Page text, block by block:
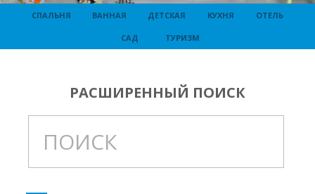
СПАЛЬНЯ ВАННАЯ ДЕТСКАЯ КУХНЯ ОТЕЛЬ
САД ТУРИЗМ
РАСШИРЕННЫЙ ПОИСК